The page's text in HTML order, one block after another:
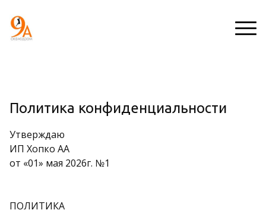
Цены
Цены взрослые
Р
а
с
Л
и
Политика конфиденциальности
Утверждаю
ИП Хопко АА
от «01» мая 2026г. №1
ПОЛИТИКА